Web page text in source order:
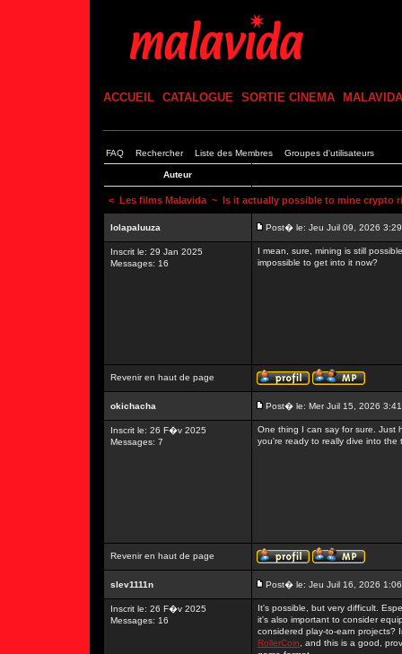
ACCUEIL CATALOGUE SORTIE CINEMA MALAVIDA
FAQ Rechercher Liste des Membres Groupes d'utilisateurs
Auteur
< Les films Malavida ~ Is it actually possible to mine crypto
lolapaluuza Post� le: Jeu Juil 09, 2026
Inscrit le: 29 Jan 2025
Messages: 16
I mean, sure, mining is still
impossible to get into it now?
Revenir en haut de page
okichacha Post� le: Mer Juil 15, 2026
Inscrit le: 26 F�v 2025
Messages: 7
One thing I can say for sure. Just
you're ready to really dive into
Revenir en haut de page
slev1111n Post� le: Jeu Juil 16, 2026
Inscrit le: 26 F�v 2025
Messages: 16
It's possible, but very difficult.
it's also important to consider
considered play-to-earn projects?
RollerCoin , and this is a good,